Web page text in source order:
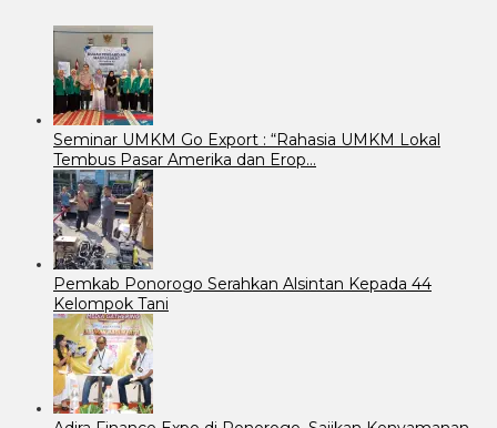
Seminar UMKM Go Export : “Rahasia UMKM Lokal
Tembus Pasar Amerika dan Erop…
Pemkab Ponorogo Serahkan Alsintan Kepada 44
Kelompok Tani